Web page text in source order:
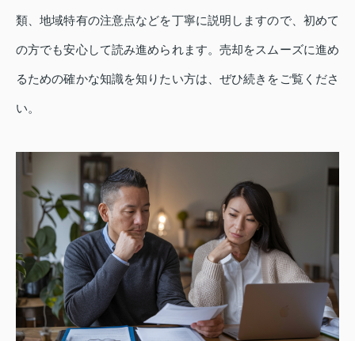
類、地域特有の注意点などを丁寧に説明しますので、初めて
の方でも安心して読み進められます。売却をスムーズに進め
るための確かな知識を知りたい方は、ぜひ続きをご覧くださ
い。